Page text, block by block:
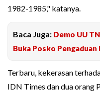
1982-1985," katanya.
Baca Juga: Demo UU
Buka Posko
Terbaru, kekerasan
IDN Times dan dua orang